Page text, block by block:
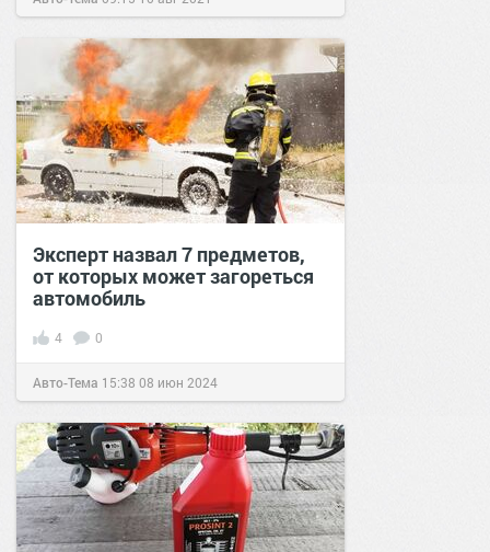
Эксперт назвал 7 предметов,
от которых может загореться
автомобиль
4 0
Авто-Тема 15:38 08 июн 2024